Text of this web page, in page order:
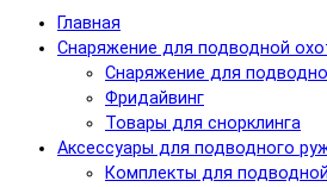
Главная
Снаряжение для подводной
Снаряжение для
Фридайвинг
Товары для снорклинга
Аксессуары для подводного
Комплекты для